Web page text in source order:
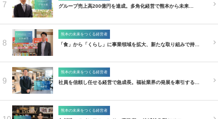
7 グループ売上高200億円を達成。多角化経営で熊本から未来…
8
熊本の未来をつくる経営者
「食」から「くらし」に事業領域を拡大、新たな取り組みで持…
9
熊本の未来をつくる経営者
社員を信頼し任せる経営で急成長。福祉業界の発展を牽引する…
熊本の未来をつくる経営者